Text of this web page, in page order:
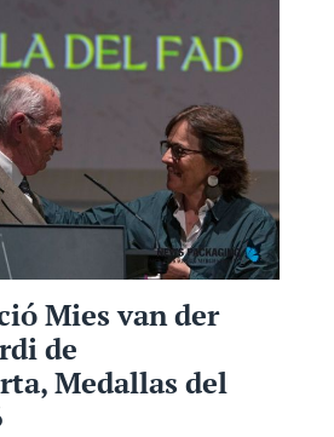
Mies van der
de
Medallas del